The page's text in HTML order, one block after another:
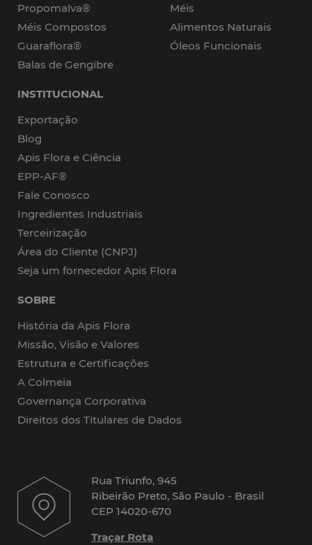
Propomalva®
Méis
Méis Compostos
Alimentos Naturais
Guaraflora®
Óleos Funcionais
Balas de Gengibre
INSTITUCIONAL
Exportação
Blog
Apis Flora e Ciência
EPP-AF®
Fale Conosco
Ingredientes Industriais
Terceirização
Área do Cliente (CNPJ)
Seja um fornecedor Apis Flora
SOBRE
História da Apis Flora
Missão, Visão e Valores
Estrutura e Certificações
A Colmeia
Governança Corporativa
Direitos dos Titulares de Dados
Rua Triunfo, 945
Ribeirão Preto, São Paulo - Brasil
CEP 14020-670
Traçar Rota